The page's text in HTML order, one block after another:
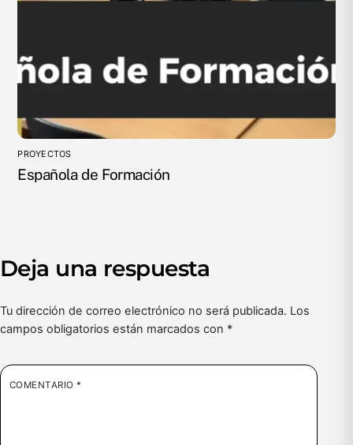
PROYECTOS
Española de Formación
Deja una respuesta
Tu dirección de correo electrónico no será publicada. Los
campos obligatorios están marcados con *
COMENTARIO*